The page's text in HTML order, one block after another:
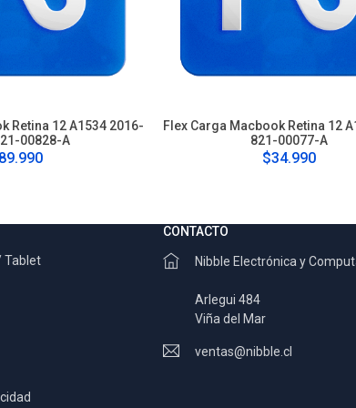
Retina 12 A1534 2016-
00828-A
Flex Carga Macbook Retina 12
821-00077-A
$34.990
Tablet
CONTACTO
Nibble Electrónica y
Arlegui 484
Viña del Mar
ventas@nibble.cl